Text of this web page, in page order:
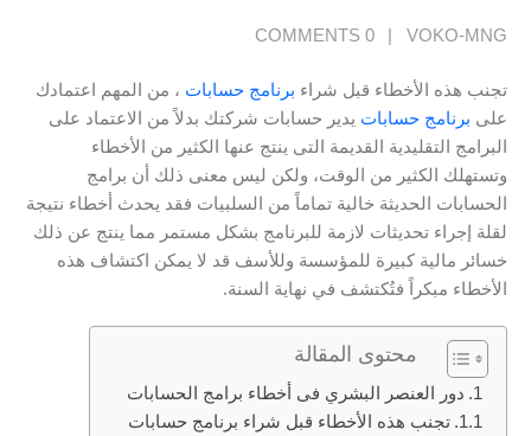
VOKO-MNG
0 COMMENTS
تجنب هذه الأخطاء قبل شراء برنامج حسابات ، من المهم اعتمادك
على برنامج حسابات يدير حسابات شركتك بدلاً من الاعتماد على
البرامج التقليدية القديمة التى ينتج عنها الكثير من الأخطاء
وتستهلك الكثير من الوقت، ولكن ليس معنى ذلك أن برامج
الحسابات الحديثة خالية تماماً من السلبيات فقد يحدث أخطاء نتيجة
لقلة إجراء تحديثات لازمة للبرنامج بشكل مستمر مما ينتج عن ذلك
خسائر مالية كبيرة للمؤسسة وللأسف قد لا يمكن اكتشاف هذه
الأخطاء مبكراً فتُكتشف في نهاية السنة.
محتوى المقالة
دور العنصر البشري فى أخطاء برامج الحسابات
تجنب هذه الأخطاء قبل شراء برنامج حسابات